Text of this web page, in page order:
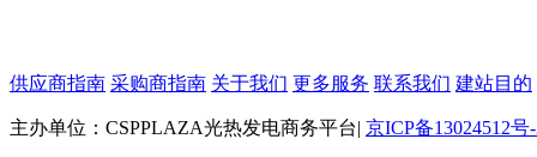
供应商指南 采购商指南 关于我们 更多服务 联系我们 建站目的
主办单位：CSPPLAZA光热发电商务平台| 京ICP备13024512号